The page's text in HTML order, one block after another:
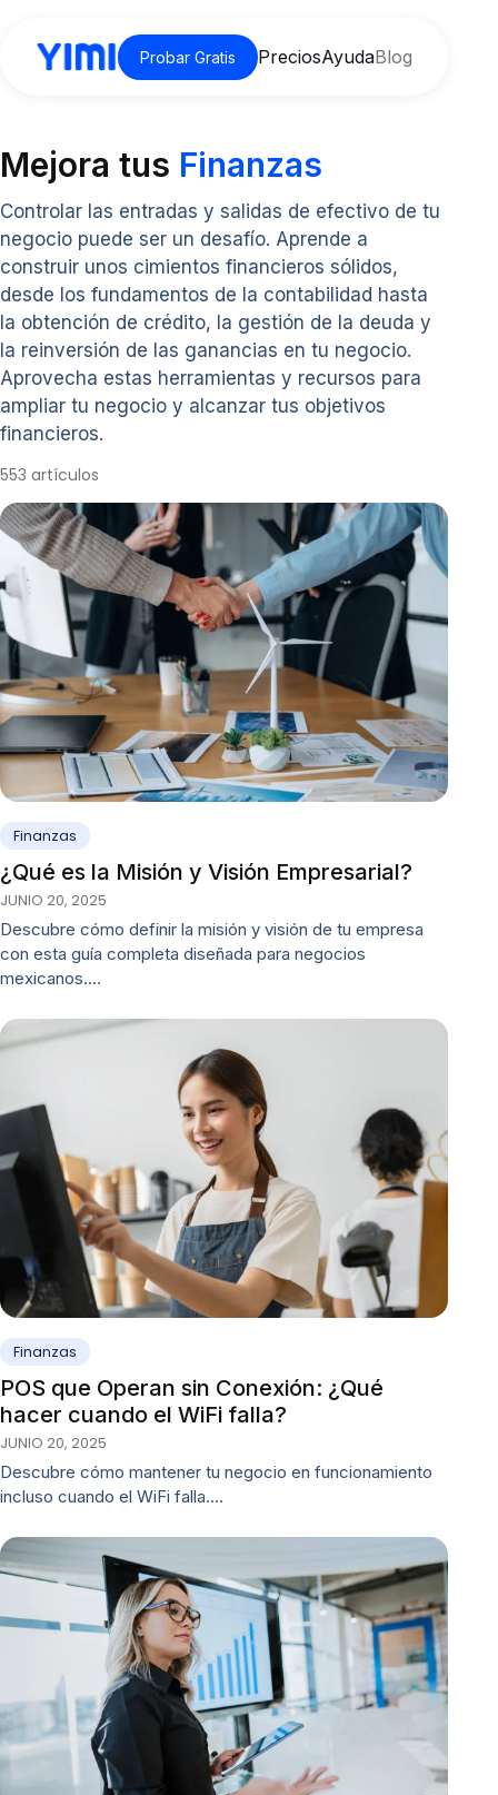
Probar Gratis PreciosAyudaBlog
Mejora tus Finanzas
Controlar las entradas y salidas de efectivo de tu
negocio puede ser un desafío. Aprende a
construir unos cimientos financieros sólidos,
desde los fundamentos de la contabilidad hasta
la obtención de crédito, la gestión de la deuda y
la reinversión de las ganancias en tu negocio.
Aprovecha estas herramientas y recursos para
ampliar tu negocio y alcanzar tus objetivos
financieros.
553 artículos
Finanzas
¿Qué es la Misión y Visión Empresarial?
JUNIO 20, 2025
Descubre cómo definir la misión y visión de tu empresa
con esta guía completa diseñada para negocios
mexicanos.…
Finanzas
POS que Operan sin Conexión: ¿Qué
hacer cuando el WiFi falla?
JUNIO 20, 2025
Descubre cómo mantener tu negocio en funcionamiento
incluso cuando el WiFi falla.…